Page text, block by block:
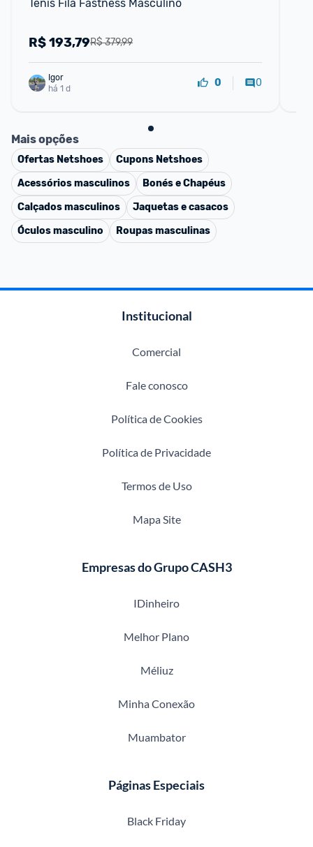
Tênis Fila Fastness Masculino
R$ 379,99
R$193,79
Igor
há 1 d
0 0
Mais opções
Ofertas Netshoes Cupons Netshoes
Acessórios masculinos
Bonés e Chapéus
Calçados masculinos
Jaquetas e casacos
Óculos masculino
Roupas masculinas
Institucional
Comercial
Fale conosco
Política de Cookies
Política de Privacidade
Termos de Uso
Mapa Site
Empresas do Grupo CASH3
IDinheiro
Melhor Plano
Méliuz
Minha Conexão
Muambator
Páginas Especiais
Black Friday